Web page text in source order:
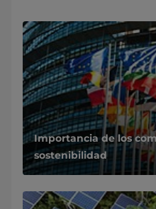
Importancia de los
sostenibilidad